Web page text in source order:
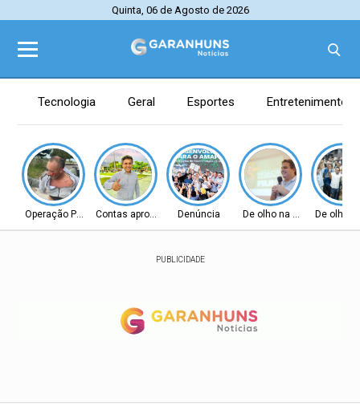
Quinta, 06 de Agosto de 2026
Tecnologia Geral Esportes Entretenimento
Operação PolicialContas aprovadas Denúncia De olho na AlepeDe olho
PUBLICIDADE